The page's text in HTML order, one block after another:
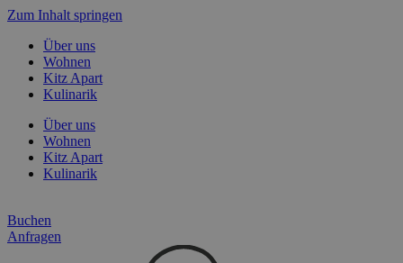
Zum Inhalt springen
Über uns
Wohnen
Kitz Apart
Kulinarik
Über uns
Wohnen
Kitz Apart
Kulinarik
Buchen
Anfragen